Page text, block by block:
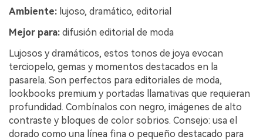
Ambiente: lujoso, dramático, editorial
Mejor para: difusión editorial de moda
Lujosos y dramáticos, estos tonos de joya evocan
terciopelo, gemas y momentos destacados en la
pasarela. Son perfectos para editoriales de moda,
lookbooks premium y portadas llamativas que requieran
profundidad. Combínalos con negro, imágenes de alto
contraste y bloques de color sobrios. Consejo: usa el
dorado como una línea fina o pequeño destacado para